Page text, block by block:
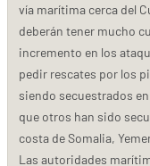
vía marítima cerca del
deberán tener mucho
incremento en los
pedir rescates por los
siendo secuestrados
que otros han sido
costa de Somalia,
Las autoridades